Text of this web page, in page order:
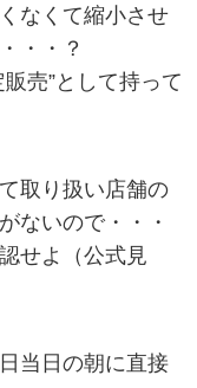
なくて縮小させ
・・？
売”として持って
取り扱い店舗の
ないので・・・
せよ（公式見
当日の朝に直接